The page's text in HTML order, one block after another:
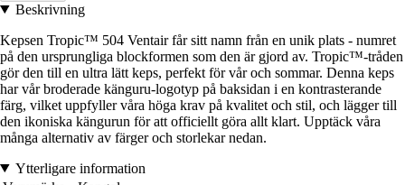
Beskrivning
Kepsen Tropic™ 504 Ventair får sitt namn från en unik plats - numret
på den ursprungliga blockformen som den är gjord av. Tropic™-tråden
gör den till en ultra lätt keps, perfekt för vår och sommar. Denna keps
har vår broderade känguru-logotyp på baksidan i en kontrasterande
färg, vilket uppfyller våra höga krav på kvalitet och stil, och lägger till
den ikoniska kängurun för att officiellt göra allt klart. Upptäck våra
många alternativ av färger och storlekar nedan.
Ytterligare information